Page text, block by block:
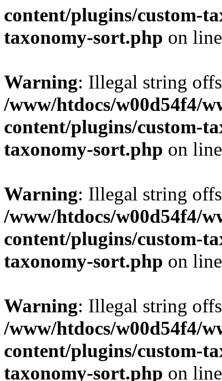
content/plugins/custom-
taxonomy-sort.php on
Warning: Illegal string
/www/htdocs/w00d54f4/
content/plugins/custom-
taxonomy-sort.php on
Warning: Illegal string
/www/htdocs/w00d54f4/
content/plugins/custom-
taxonomy-sort.php on
Warning: Illegal string
/www/htdocs/w00d54f4/
content/plugins/custom-
taxonomy-sort.php on